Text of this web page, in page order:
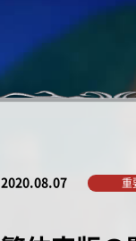
2020.08.07 重